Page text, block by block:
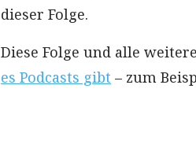
dieser Folge.
Diese Folge und alle
es Podcasts gibt – zum